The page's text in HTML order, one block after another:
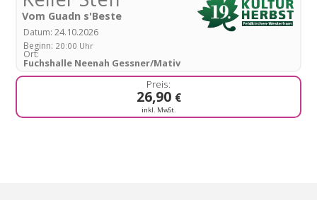
Vom Guadn s'Beste
Datum: 24.10.2026
Beginn: 20:00 Uhr
Ort:
Fuchshalle Neenah Gessner/Mativ
26,90 €
inkl. MwSt.